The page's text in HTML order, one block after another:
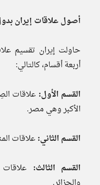
أصول علاقات إيران
حاولت إيران تقسيم
أربعة أقسام، كالتالي:
القسم الأول: علاقات
الأكبر وهي مصر.
القسم الثاني: علاقات
القسم الثالث: